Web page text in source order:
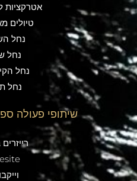
אטרקציות
טיולים
נחל
נחל
נחל
נחל
שיתופי פעולה
רייזרים